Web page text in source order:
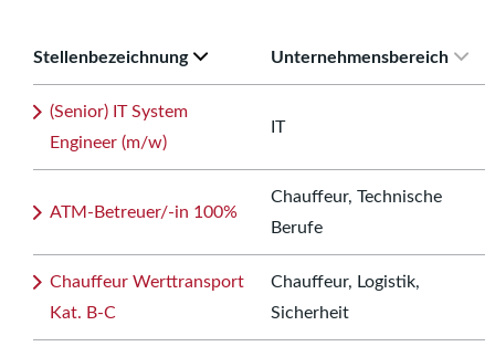
Stellenbezeichnung Unternehmensbereich
(Senior) IT System
Engineer (m/w)
IT
ATM-Betreuer/-in 100%
Chauffeur, Technische
Berufe
Chauffeur Werttransport
Kat. B-C
Chauffeur, Logistik,
Sicherheit